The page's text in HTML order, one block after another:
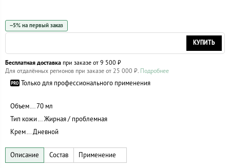
−5% на первый заказ
КУПИТЬ
Бесплатная доставка при заказе от 9 500 ₽
Для отдалённых регионов при заказе от 25 000 ₽. Подробнее
Только для профессионального применения
Объем
70 мл
Тип кожи
Жирная / проблемная
Крем
Дневной